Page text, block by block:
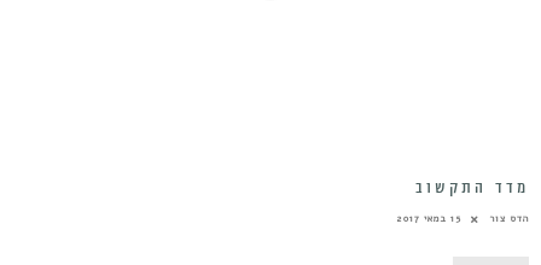
מדד התקשוב
הדס צור 15 במאי 2017